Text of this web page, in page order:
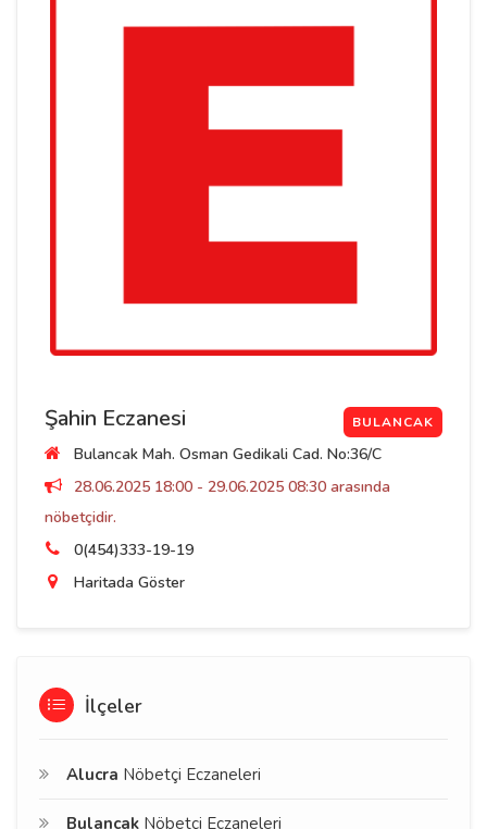
Şahin Eczanesi BULANCAK
Bulancak Mah. Osman Gedikali Cad. No:36/C
28.06.2025 18:00 - 29.06.2025 08:30 arasında
nöbetçidir.
0(454)333-19-19
Haritada Göster
İlçeler
Alucra Nöbetçi Eczaneleri
Bulancak Nöbetçi Eczaneleri